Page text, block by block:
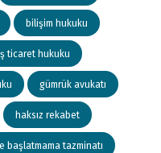
bilişim hukuku
ticaret hukuku
gümrük avukatı
haksız rekabet
başlatmama tazminatı